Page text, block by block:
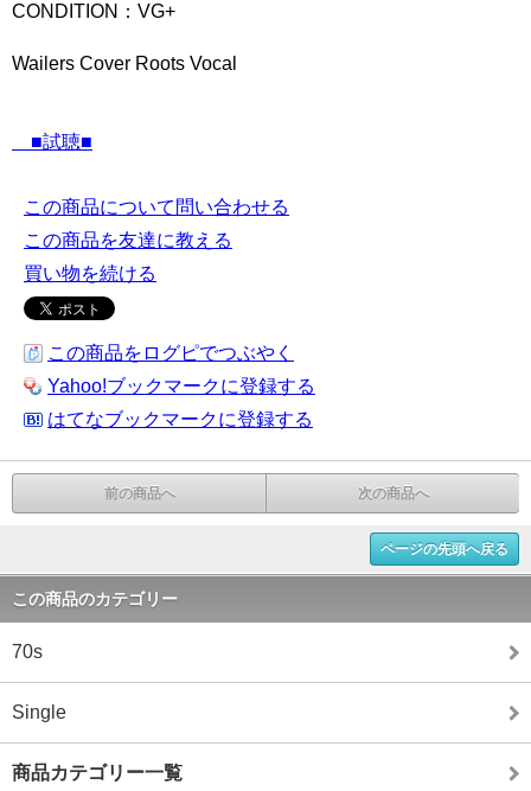
CONDITION：VG+
Wailers Cover Roots Vocal
■試聴■
この商品について問い合わせる
この商品を友達に教える
買い物を続ける
この商品をログピでつぶやく
Yahoo!ブックマークに登録する
はてなブックマークに登録する
前の商品へ 次の商品へ
ページの先頭へ戻る
この商品のカテゴリー
70s
Single
商品カテゴリー一覧